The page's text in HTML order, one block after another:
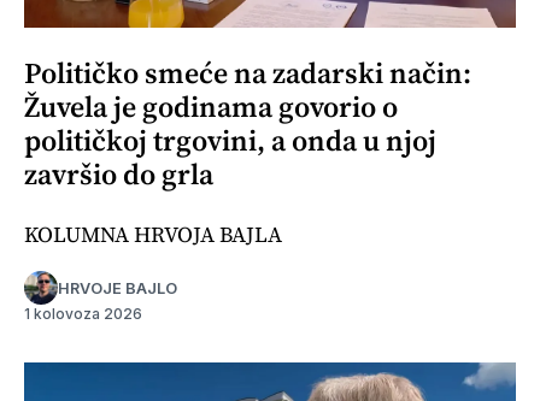
Političko smeće na zadarski način:
Žuvela je godinama govorio o
političkoj trgovini, a onda u njoj
završio do grla
KOLUMNA HRVOJA BAJLA
HRVOJE BAJLO
1 kolovoza 2026